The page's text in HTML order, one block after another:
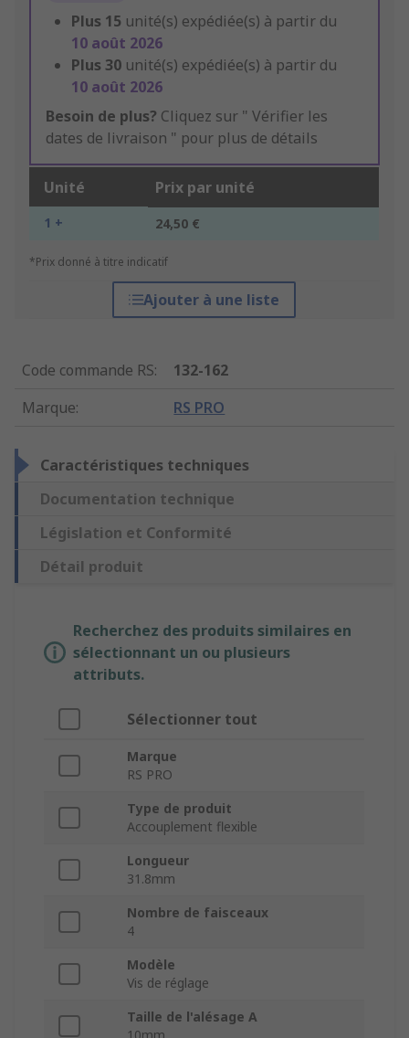
Plus 15 unité(s) expédiée(s) à partir du
10 août 2026
Plus 30 unité(s) expédiée(s) à partir du
10 août 2026
Besoin de plus? Cliquez sur " Vérifier les
dates de livraison " pour plus de détails
Unité Prix par unité
1 + 24,50 €
*Prix donné à titre indicatif
Ajouter à une liste
Code commande RS:
132-162
Marque: RS PRO
Caractéristiques techniques
Documentation technique
Législation et Conformité
Détail produit
Recherchez des produits similaires en
sélectionnant un ou plusieurs
attributs.
Sélectionner tout
Marque
RS PRO
Type de produit
Accouplement flexible
Longueur
31.8mm
Nombre de faisceaux
4
Modèle
Vis de réglage
Taille de l'alésage A